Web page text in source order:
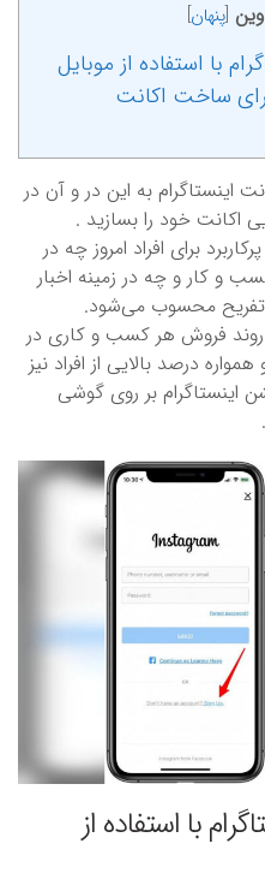
[پنهان]
برای ساخت اکانت
اینستاگرام به این در و آن در
اکانت خود را بسازید .
برای افراد امروز چه در
‌و کار و چه در زمینه اخبار
تفریح محسوب می‌شود.
روند فروش هر کسب ‌و کاری در
درصد بالایی از افراد نیز
اینستاگرام بر روی گوشی
با استفاده از